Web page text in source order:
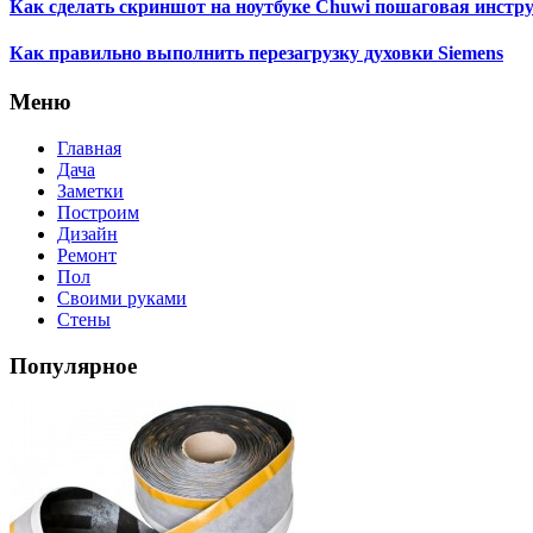
Как сделать скриншот на ноутбуке Chuwi пошаговая
Как правильно выполнить перезагрузку духовки Siemens
Меню
Главная
Дача
Заметки
Построим
Дизайн
Ремонт
Пол
Своими руками
Стены
Популярное